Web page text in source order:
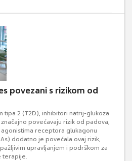
povezani s rizikom od
tipa 2 (T2D), inhibitori natrij-glukoza
povećavaju rizik od padova,
receptora glukagonu
dodatno je povećala ovaj rizik,
upravljanjem i podrškom za
terapije.